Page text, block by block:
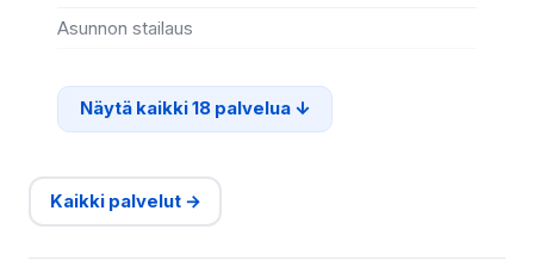
Asunnon stailaus
Näytä kaikki 18 palvelua
Kaikki palvelut →